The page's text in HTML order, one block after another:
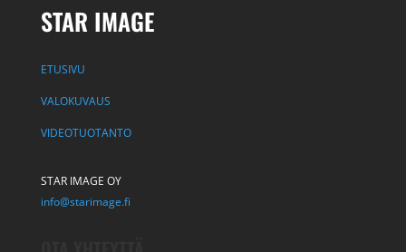
STAR IMAGE
ETUSIVU
VALOKUVAUS
VIDEOTUOTANTO
STAR IMAGE OY
info@starimage.fi